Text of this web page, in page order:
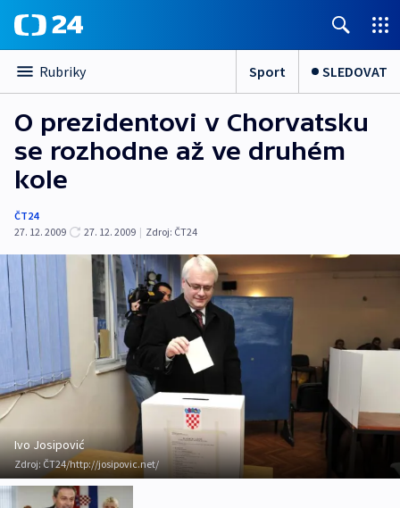
Rubriky Sport SLEDOVAT
O prezidentovi v Chorvatsku
se rozhodne až ve druhém
kole
ČT24
27. 12. 2009
27. 12. 2009 | Zdroj: ČT24
Ivo Josipović
Zdroj:ČT24/http://josipovic.net/